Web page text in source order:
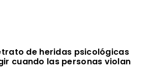
de heridas psicológicas
cuando las personas violan